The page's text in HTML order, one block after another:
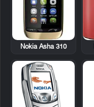
Nokia Asha 310